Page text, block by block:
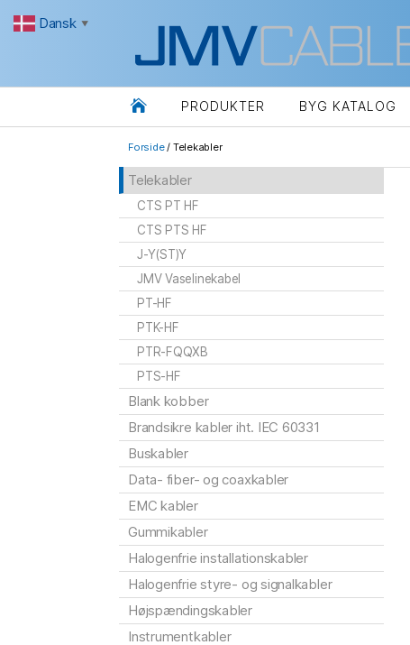
 PRODUKTER BYG KATALOG
Forside/ Telekabler
Telekabler
CTS PT HF
CTS PTS HF
J-Y(ST)Y
JMV Vaselinekabel
PT-HF
PTK-HF
PTR-FQQXB
PTS-HF
Blank kobber
Brandsikre kabler iht. IEC 60331
Buskabler
Data- fiber- og coaxkabler
EMC kabler
Gummikabler
Halogenfrie installationskabler
Halogenfrie styre- og signalkabler
Højspændingskabler
Instrumentkabler
Dansk ▼